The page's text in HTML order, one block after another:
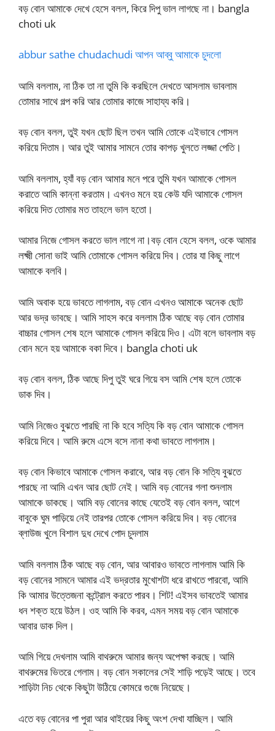
বড় বোন আমাকে দেখে হেসে বলল, কিরে দিপু ভাল লাগছে না। bangla
choti uk
abbur sathe chudachudi আপন আব্বু আমাকে চুদলো
আমি বললাম, না ঠিক তা না তুমি কি করছিলে দেখতে আসলাম ভাবলাম
তোমার সাথে গল্প করি আর তোমার কাজে সাহায্য করি।
বড় বোন বলল, তুই যখন ছোট ছিল তখন আমি তোকে এইভাবে গোসল
করিয়ে দিতাম। আর তুই আমার সামনে তোর কাপড় খুলতে লজ্জা পেতি।
আমি বললাম, হ্যাঁ বড় বোন আমার মনে পরে তুমি যখন আমাকে গোসল
করাতে আমি কান্না করতাম। এখনও মনে হয় কেউ যদি আমাকে গোসল
করিয়ে দিত তোমার মত তাহলে ভাল হতো।
আমার নিজে গোসল করতে ভাল লাগে না।বড় বোন হেসে বলল, ওকে আমার
লক্ষ্মী সোনা ভাই আমি তোমাকে গোসল করিয়ে দিব। তোর যা কিছু লাগে
আমাকে বলবি।
আমি অবাক হয়ে ভাবতে লাগলাম, বড় বোন এখনও আমাকে অনেক ছোট
আর ভদ্র ভাবছে। আমি সাহস করে বললাম ঠিক আছে বড় বোন তোমার
বাচ্চার গোসল শেষ হলে আমাকে গোসল করিয়ে দিও। এটা বলে ভাবলাম বড়
বোন মনে হয় আমাকে বকা দিবে। bangla choti uk
বড় বোন বলল, ঠিক আছে দিপু তুই ঘরে গিয়ে বস আমি শেষ হলে তোকে
ডাক দিব।
আমি নিজেও বুঝতে পারছি না কি হবে সত্যি কি বড় বোন আমাকে গোসল
করিয়ে দিবে। আমি রুমে এসে বসে নানা কথা ভাবতে লাগলাম।
বড় বোন কিভাবে আমাকে গোসল করাবে, আর বড় বোন কি সত্যি বুঝতে
পারছে না আমি এখন আর ছোট নেই। আমি বড় বোনের গলা শুনলাম
আমাকে ডাকছে। আমি বড় বোনের কাছে যেতেই বড় বোন বলল, আগে
বাবুকে ঘুম পাড়িয়ে নেই তারপর তোকে গোসল করিয়ে দিব। বড় বোনের
ব্লাউজ খুলে বিশাল দুধ দেখে পোদ চুদলাম
আমি বললাম ঠিক আছে বড় বোন, আর আবারও ভাবতে লাগলাম আমি কি
বড় বোনের সামনে আমার এই ভদ্রতার মুখোশটা ধরে রাখতে পারবো, আমি
কি আমার উত্তেজনা কন্ট্রোল করতে পারব। শিট! এইসব ভাবতেই আমার
ধন শক্ত হয়ে উঠল। ওহ আমি কি করব, এমন সময় বড় বোন আমাকে
আবার ডাক দিল।
আমি গিয়ে দেখলাম আমি বাথরুমে আমার জন্য অপেক্ষা করছে। আমি
বাথরুমের ভিতরে গেলাম। বড় বোন সকালের সেই শাড়ি পড়েই আছে। তবে
শাড়িটা নিচ থেকে কিছুটা উঠিয়ে কোমরে গুজে নিয়েছে।
এতে বড় বোনের পা পুরা আর থাইয়ের কিছু অংশ দেখা যাচ্ছিল। আমি